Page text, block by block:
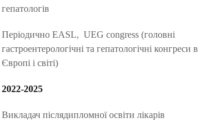
гепатологів
Періодично EASL, UEG congress (головні
гастроентерологічні та гепатологічні конгреси в
Європі і світі)
2022-2025
Викладач післядипломної освіти лікарів
ОНЛАЙН